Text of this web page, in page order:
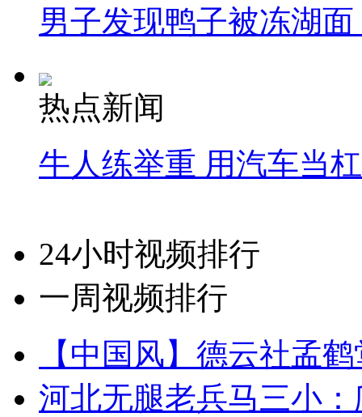
男子发现鸭子被冻湖
热点新闻
牛人练举重 用汽车当
24小时视频排行
一周视频排行
【中国风】德云社孟
河北无腿老兵马三小